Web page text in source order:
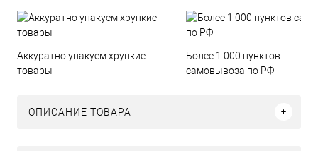
Аккуратно упакуем хрупкие
товары
Более 1 000 пунктов
самовывоза по РФ
ОПИСАНИЕ ТОВАРА